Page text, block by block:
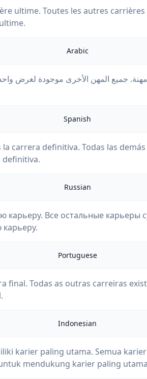
ultime. Toutes les autres
Arabic
مهنة. جميع المهن الأخرى موجودة لغرض
Spanish
la carrera definitiva. Todas las
Russian
карьеру. Все остальные карьеры
Portuguese
final. Todas as outras carreiras
Indonesian
karier paling utama. Semua
mendukung karier paling